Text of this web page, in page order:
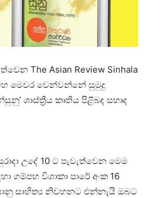
The Asian Review Sinhala
මෙවර වෙන්වන්නේ සුමුදු
ශාස්ත්‍රීය කෘතිය පිළිබඳ සහෘද
උදේ 10 ට පැවැත්වෙන මෙම
ගම්පහ විශාකා පාරේ අංක 16
සාහිත්‍ය නිවහනට එන්නැයි ඔබට